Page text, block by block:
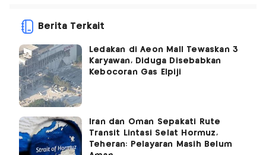
Berita Terkait
Ledakan di Aeon Mall Tewaskan 3
Karyawan, Diduga Disebabkan
Kebocoran Gas Elpiji
Iran dan Oman Sepakati Rute
Transit Lintasi Selat Hormuz,
Teheran: Pelayaran Masih Belum